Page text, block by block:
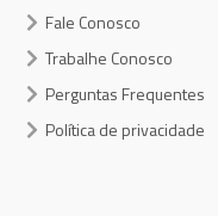
Fale Conosco
Trabalhe Conosco
Perguntas Frequentes
Política de privacidade